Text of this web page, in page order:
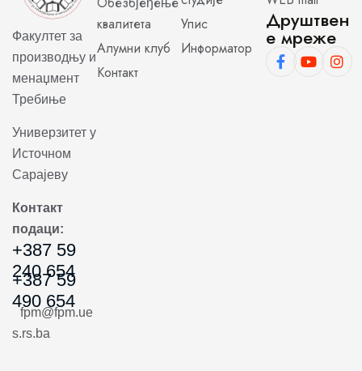
Факултет за
производњу и
менаџмент
Требиње
Универзитет у
Источном
Сарајеву
Контакт
подаци:
+387 59
240 654
+387 59
490 654
fpm@fpm.ue
s.rs.ba
квалитета
Алумни клуб
Контакт
Упис
Информатор
Друштвен
е мреже